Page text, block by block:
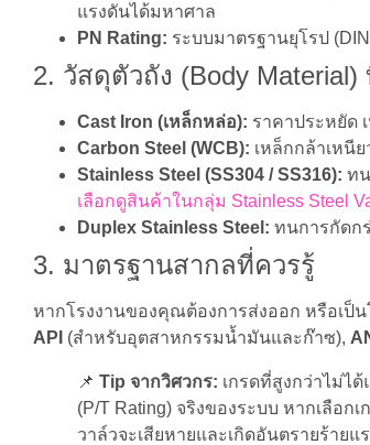
แรงดันได้มหาศาล
PN Rating: ระบบมาตรฐานยุโรป
2. วัสดุตัวถัง (Body
Cast Iron (เหล็กหล่อ): ราคาประหยัด
Carbon Steel (WCB): เหล็กกล้าเหนี
Stainless Steel (SS304 / SS316): ท
เลือกดูสินค้าในกลุ่ม Stainless Steel
Duplex Stainless Steel: ทนการกัดก
3. มาตรฐานสากลที่ควรรู้
หากโรงงานของคุณต้องการส่งออก หรือเป็
API (สำหรับอุตสาหกรรมน้ำมันและก๊าซ),
📌 Tip จากวิศวกร: เกรดที่สูงกว่าไม่ไ
(P/T Rating) จริงของระบบ หากเลือก
วาล์วจะเสียหายและเกิดอันตรายร้ายแ